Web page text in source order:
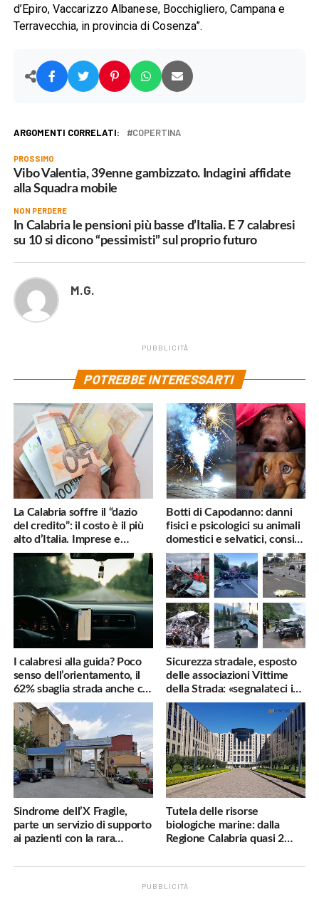
d’Epiro, Vaccarizzo Albanese, Bocchigliero, Campana e
Terravecchia, in provincia di Cosenza”.
ARGOMENTI CORRELATI: COPERTINA
PROSSIMO
Vibo Valentia, 39enne gambizzato. Indagini affidate
alla Squadra mobile
NON PERDERE
In Calabria le pensioni più basse d’Italia. E 7 calabresi
su 10 si dicono “pessimisti” sul proprio futuro
M.G.
PUBBLICITÀ
POTREBBE INTERESSARTI
La Calabria soffre il “dazio
del credito”: il costo è il più
alto d’Italia. Imprese e
famiglie penalizzate
Botti di Capodanno: danni
fisici e psicologici su animali
domestici e selvatici, consigli
utili
I calabresi alla guida? Poco
senso dell’orientamento, il
62% sbaglia strada anche col
navigatore
Sicurezza stradale, esposto
delle associazioni Vittime
della Strada: «segnalateci i
pericoli, interverremo
subito»
Sindrome dell’X Fragile,
parte un servizio di supporto
ai pazienti con la rara
Tutela delle risorse
biologiche marine: dalla
Regione Calabria quasi 2
PUBBLICITÀ